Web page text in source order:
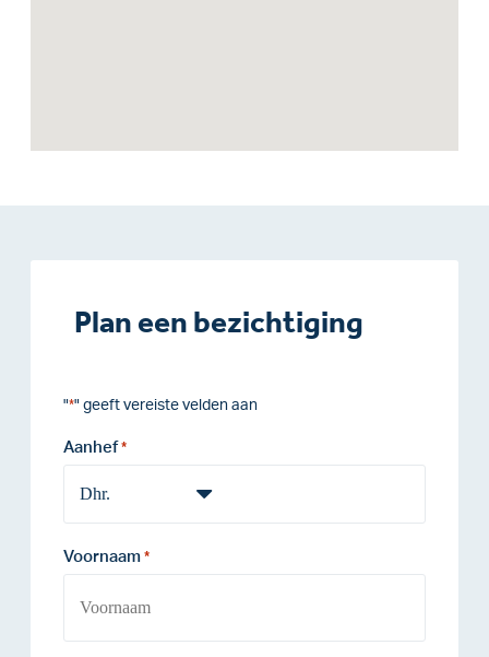
Plan een bezichtiging
"*" geeft vereiste velden aan
Aanhef *
Voornaam *